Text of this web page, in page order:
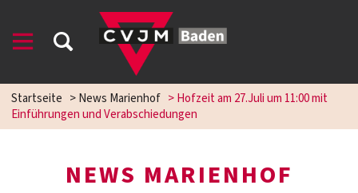
Startseite >News Marienhof >Hofzeit am 27.Juli um 11:00 mit
Einführungen und Verabschiedungen
NEWS MARIENHOF